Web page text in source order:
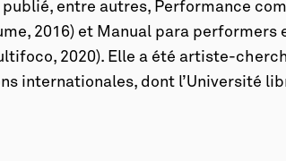
publié, entre autres, Performance
2016) et Manual para performers
2020). Elle a été artiste-
internationales, dont l’Université